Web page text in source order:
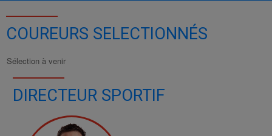
COUREURS SELECTIONNÉS
Sélection à venir
DIRECTEUR SPORTIF